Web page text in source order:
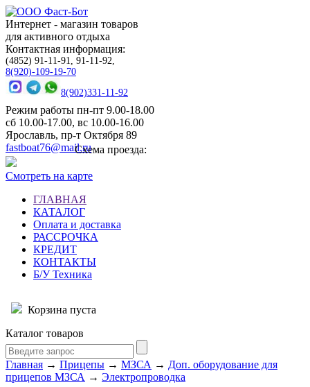
Интернет - магазин товаров
для активного отдыха
Контактная информация:
(4852) 91-11-91, 91-11-92,
8(920)-109-19-70
8(902)331-11-92
Режим работы пн-пт 9.00-18.00
сб 10.00-17.00, вс 10.00-16.00
Ярославль, пр-т Октября 89
fastboat76@mail.ruСхема проезда:
Смотреть на карте
ГЛАВНАЯ
КАТАЛОГ
Оплата и доставка
РАССРОЧКА
КРЕДИТ
КОНТАКТЫ
Б/У Техника
Корзина пуста
Каталог товаров
Главная → Прицепы → МЗСА → Доп. оборудование для
прицепов МЗСА → Электропроводка